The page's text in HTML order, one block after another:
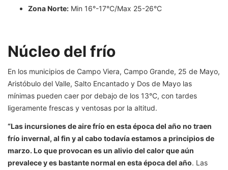
Zona Norte: Min 16°-17°C/Max 25-26°C
Núcleo del frío
En los municipios de Campo Viera, Campo Grande, 25 de Mayo,
Aristóbulo del Valle, Salto Encantado y Dos de Mayo las
mínimas pueden caer por debajo de los 13°C, con tardes
ligeramente frescas y ventosas por la altitud.
“Las incursiones de aire frío en esta época del año no traen
frío invernal, al fin y al cabo todavía estamos a principios de
marzo. Lo que provocan es un alivio del calor que aún
prevalece y es bastante normal en esta época del año. Las